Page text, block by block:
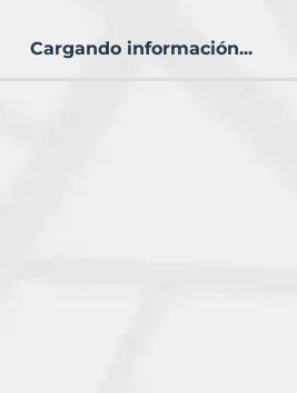
Cargando información...